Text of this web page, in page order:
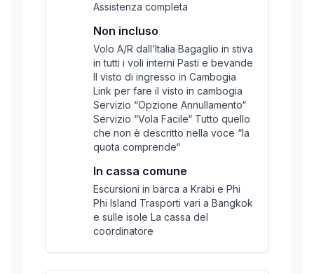
Assistenza completa
Non incluso
Volo A/R dall’Italia Bagaglio in stiva
in tutti i voli interni Pasti e bevande
Il visto di ingresso in Cambogia
Link per fare il visto in cambogia
Servizio “Opzione Annullamento“
Servizio “Vola Facile“ Tutto quello
che non è descritto nella voce “la
quota comprende“
In cassa comune
Escursioni in barca a Krabi e Phi
Phi Island Trasporti vari a Bangkok
e sulle isole La cassa del
coordinatore